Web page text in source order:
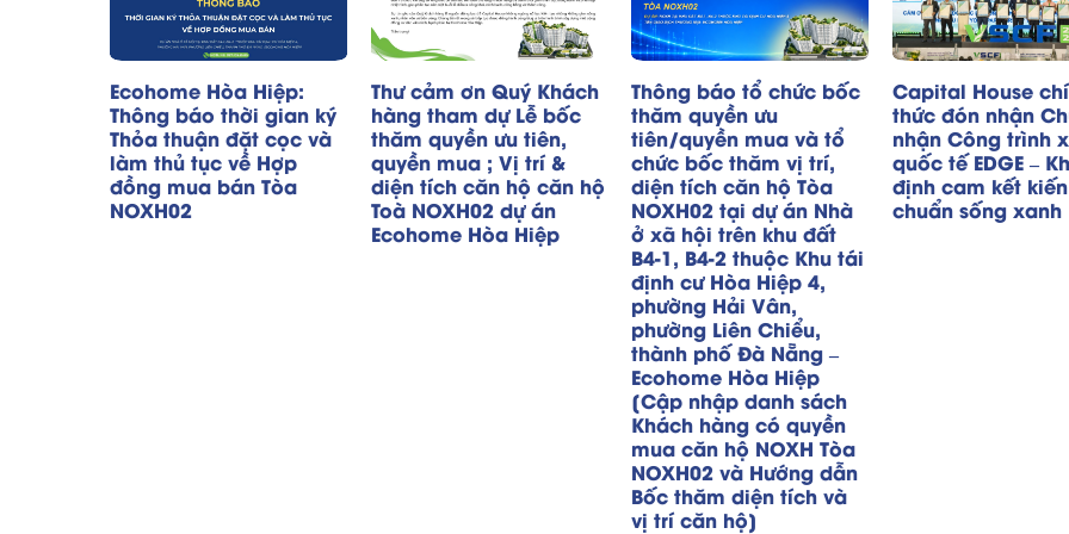
Ecohome Hòa Hiệp:
Thông báo thời gian ký
Thỏa thuận đặt cọc và
làm thủ tục về Hợp
đồng mua bán Tòa
NOXH02
Thư cảm ơn Quý Khách
hàng tham dự Lễ bốc
thăm quyền ưu tiên,
quyền mua ; Vị trí &
diện tích căn hộ căn hộ
Toà NOXH02 dự án
Ecohome Hòa Hiệp
Thông báo tổ chức bốc
thăm quyền ưu
tiên/quyền mua và tổ
chức bốc thăm vị trí,
diện tích căn hộ Tòa
NOXH02 tại dự án Nhà
ở xã hội trên khu đất
B4-1, B4-2 thuộc Khu tái
định cư Hòa Hiệp 4,
phường Hải Vân,
phường Liên Chiểu,
thành phố Đà Nẵng –
Ecohome Hòa Hiệp
[Cập nhập danh sách
Khách hàng có quyền
mua căn hộ NOXH Tòa
NOXH02 và Hướng dẫn
Bốc thăm diện tích và
vị trí căn hộ]
Capital House
thức đón nhận
nhận Công trình
quốc tế EDGE –
định cam kết
chuẩn sống xanh